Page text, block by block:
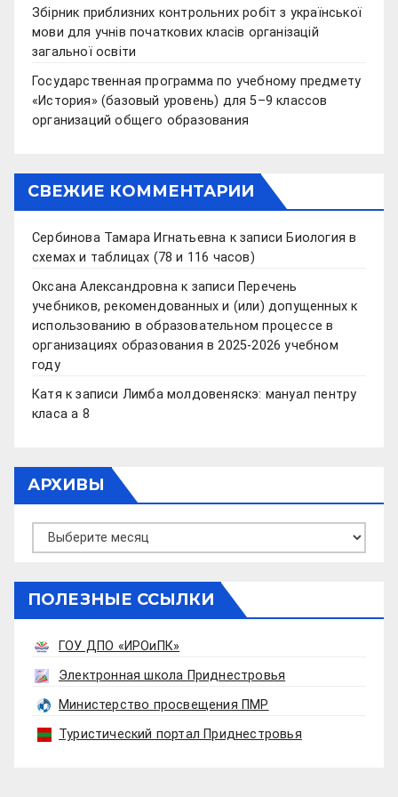
Збірник приблизних контрольних робіт з української
мови для учнів початкових класів організацій
загальної освіти
Государственная программа по учебному предмету
«История» (базовый уровень) для 5–9 классов
организаций общего образования
СВЕЖИЕ КОММЕНТАРИИ
Сербинова Тамара Игнатьевна к записи Биология в
схемах и таблицах (78 и 116 часов)
Оксана Александровна к записи Перечень
учебников, рекомендованных и (или) допущенных к
использованию в образовательном процессе в
организациях образования в 2025-2026 учебном
году
Катя к записи Лимба молдовеняскэ: мануал пентру
класа а 8
АРХИВЫ
Архивы
ПОЛЕЗНЫЕ ССЫЛКИ
ГОУ ДПО «ИРОиПК»
Электронная школа Приднестровья
Министерство просвещения ПМР
Туристический портал Приднестровья